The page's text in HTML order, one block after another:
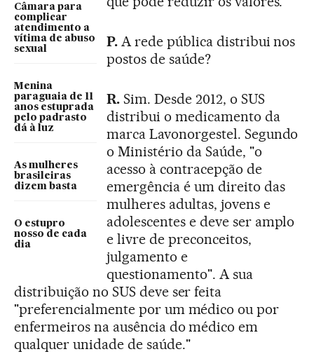
Câmara para
complicar
atendimento a
vítima de abuso
sexual
Menina
paraguaia de 11
anos estuprada
pelo padrasto
dá à luz
As mulheres
brasileiras
dizem basta
O estupro
nosso de cada
dia
P.A rede pública distribui nos
postos de saúde?
R.Sim. Desde 2012, o SUS
distribui o medicamento da
marca Lavonorgestel. Segundo
o Ministério da Saúde, "o
acesso à contracepção de
emergência é um direito das
mulheres adultas, jovens e
adolescentes e deve ser amplo
e livre de preconceitos,
julgamento e
questionamento". A sua
distribuição no SUS deve ser feita
"preferencialmente por um médico ou por
enfermeiros na ausência do médico em
qualquer unidade de saúde."